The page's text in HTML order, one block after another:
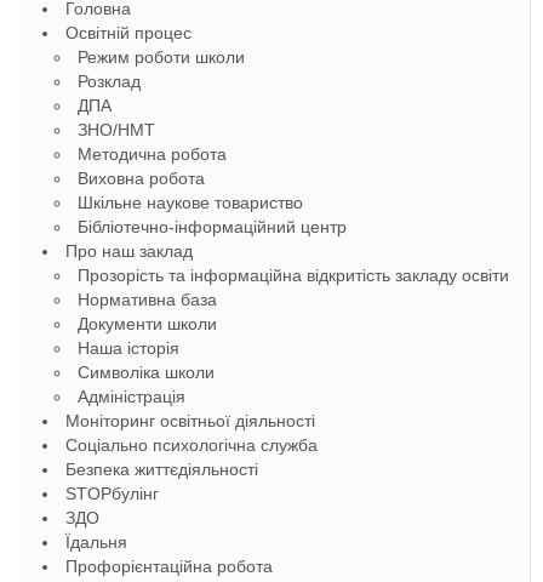
Головна
Освітній процес
Режим роботи школи
Розклад
ДПА
ЗНО/НМТ
Методична робота
Виховна робота
Шкільне наукове товариство
Бібліотечно-інформаційний центр
Про наш заклад
Прозорість та інформаційна відкритість закладу освіти
Нормативна база
Документи школи
Наша історія
Символіка школи
Адміністрація
Моніторинг освітньої діяльності
Соціально психологічна служба
Безпека життєдіяльності
STOPбулінг
ЗДО
Їдальня
Профорієнтаційна робота